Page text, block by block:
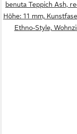
benuta Teppich Ash,
Höhe: 11 mm,
Ethno-Style,